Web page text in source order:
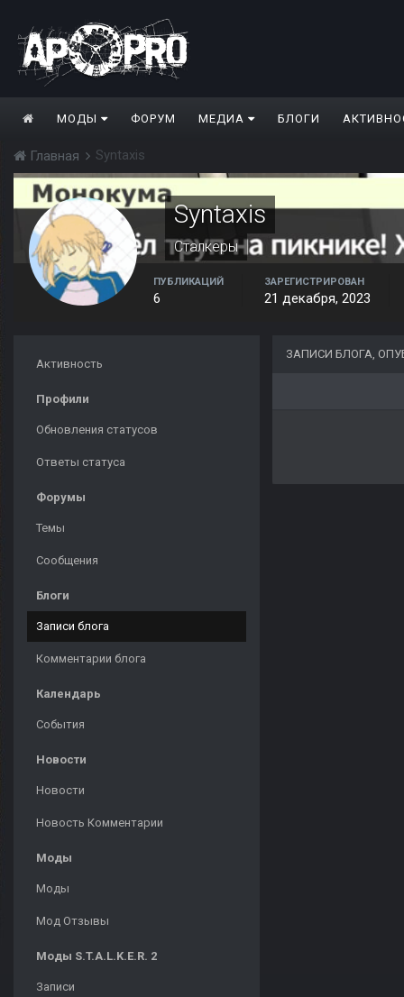
МОДЫ ФОРУМ МЕДИА БЛОГИ
Главная Syntaxis
Syntaxis
Сталкеры
ПУБЛИКАЦИЙ
6
ЗАРЕГИСТРИРОВАН
21 декабря, 2023
Активность
Профили
Обновления статусов
Ответы статуса
Форумы
Темы
Сообщения
Блоги
Записи блога
Комментарии блога
Календарь
События
Новости
Новости
Новость Комментарии
Моды
Моды
Мод Отзывы
Моды S.T.A.L.K.E.R. 2
Записи
ЗАПИСИ БЛОГА,